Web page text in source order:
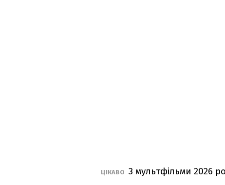
ЦІКАВО 3 мультфільми 2026